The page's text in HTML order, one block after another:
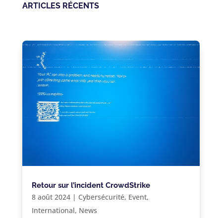
ARTICLES RÉCENTS
Retour sur l’incident CrowdStrike
8 août 2024| Cybersécurité, Event,
International, News